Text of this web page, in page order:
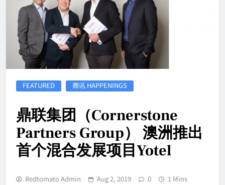
FEATURED 商讯 HAPPENINGS
鼎联集团（Cornerstone
Partners Group） 澳洲推出
首个混合发展项目Yotel
Redtomato Admin Aug 2, 2019 0 1 Mins